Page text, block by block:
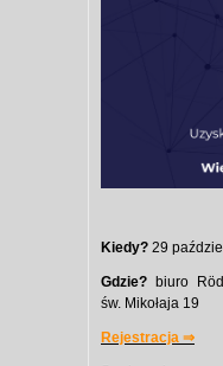
Kiedy? 29
Gdzie? biuro
św. Mikołaja 19
Rejestracja ⇒